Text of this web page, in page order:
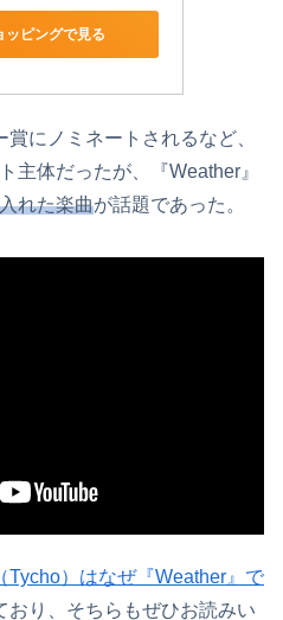
ッピングで見る
にノミネートされるなど、
主体だったが、『Weather』
れた楽曲が話題であった。
Tycho）はなぜ『Weather』で
おり、そちらもぜひお読みい